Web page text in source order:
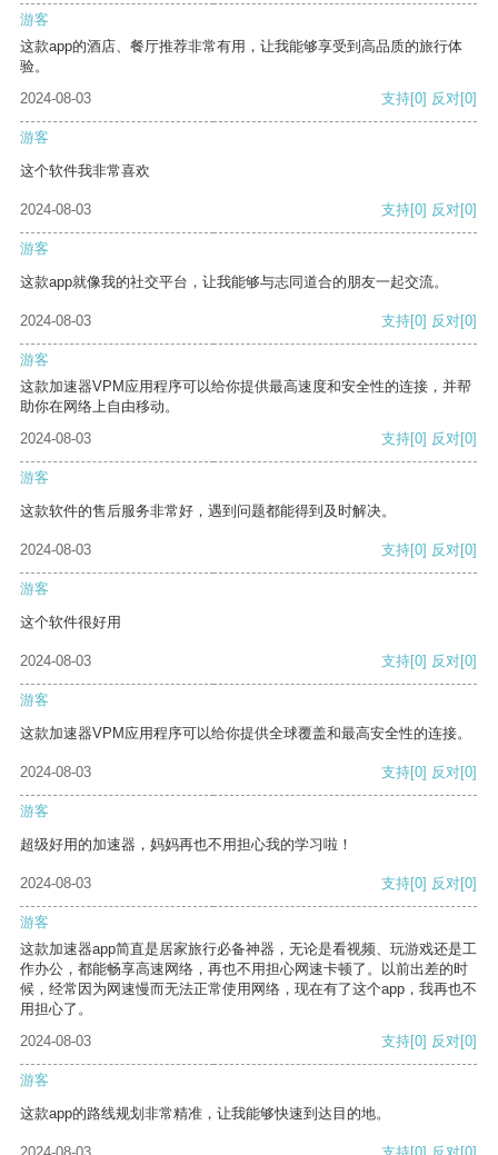
游客
这款app的酒店、餐厅推荐非常有用，让我能够享受到高品质的旅行体
验。
2024-08-03
支持[0] 反对[0]
游客
这个软件我非常喜欢
2024-08-03 支持[0] 反对[0]
游客
这款app就像我的社交平台，让我能够与志同道合的朋友一起交流。
2024-08-03 支持[0] 反对[0]
游客
这款加速器VPM应用程序可以给你提供最高速度和安全性的连接，并帮
助你在网络上自由移动。
2024-08-03
支持[0] 反对[0]
游客
这款软件的售后服务非常好，遇到问题都能得到及时解决。
2024-08-03 支持[0] 反对[0]
游客
这个软件很好用
2024-08-03 支持[0] 反对[0]
游客
这款加速器VPM应用程序可以给你提供全球覆盖和最高安全性的连接。
2024-08-03 支持[0] 反对[0]
游客
超级好用的加速器，妈妈再也不用担心我的学习啦！
2024-08-03 支持[0] 反对[0]
游客
这款加速器app简直是居家旅行必备神器，无论是看视频、玩游戏还是工
作办公，都能畅享高速网络，再也不用担心网速卡顿了。以前出差的时
候，经常因为网速慢而无法正常使用网络，现在有了这个app，我再也不
用担心了。
2024-08-03
支持[0] 反对[0]
游客
这款app的路线规划非常精准，让我能够快速到达目的地。